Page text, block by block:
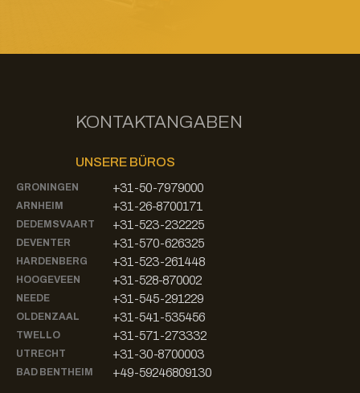
KONTAKTANGABEN
UNSERE BÜROS
GRONINGEN +31-50-7979000
ARNHEIM +31-26-8700171
DEDEMSVAART +31-523-232225
DEVENTER +31-570-626325
HARDENBERG +31-523-261448
HOOGEVEEN +31-528-870002
NEEDE +31-545-291229
OLDENZAAL +31-541-535456
TWELLO +31-571-273332
UTRECHT +31-30-8700003
BAD BENTHEIM +49-59246809130